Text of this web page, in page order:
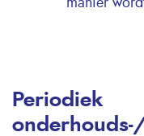
manier
Periodiek